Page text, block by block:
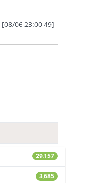
[08/06 23:00:49]
29,157
3,685